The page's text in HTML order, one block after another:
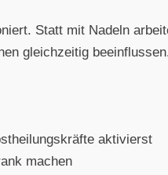
Statt mit Nadeln
gleichzeitig
aktivierst
machen